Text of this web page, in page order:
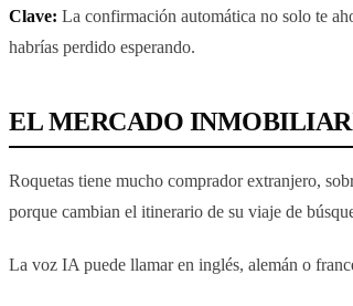
Clave: La confirmación automática no solo te
habrías perdido esperando.
EL MERCADO
Roquetas tiene mucho comprador extranjero,
porque cambian el itinerario de su viaje de
La voz IA puede llamar en inglés, alemán o